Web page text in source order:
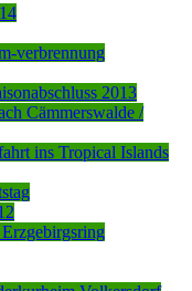
verbrennung
2013
Cämmerswalde /
ins Tropical Islands